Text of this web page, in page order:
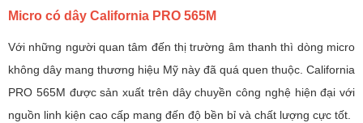
Micro có dây California PRO 565M
Với những người quan tâm đến thị trường âm thanh thì dòng micro
không dây mang thương hiệu Mỹ này đã quá quen thuộc. California
PRO 565M được sản xuất trên dây chuyền công nghệ hiện đại với
nguồn linh kiện cao cấp mang đến độ bền bỉ và chất lượng cực tốt.